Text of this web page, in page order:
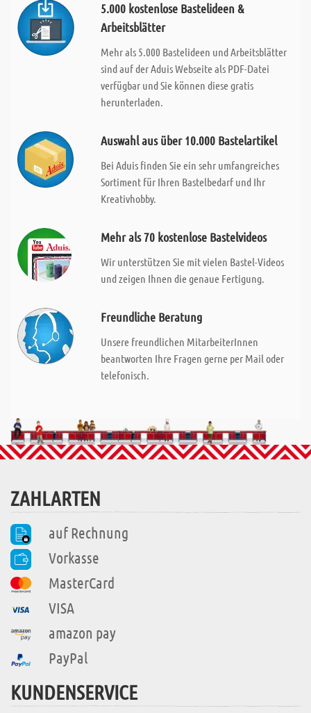
5.000 kostenlose Bastelideen &
Arbeitsblätter
Mehr als 5.000 Bastelideen und Arbeitsblätter
sind auf der Aduis Webseite als PDF-Datei
verfügbar und Sie können diese gratis
herunterladen.
Auswahl aus über 10.000 Bastelartikel
Bei Aduis finden Sie ein sehr umfangreiches
Sortiment für Ihren Bastelbedarf und Ihr
Kreativhobby.
Mehr als 70 kostenlose Bastelvideos
Wir unterstützen Sie mit vielen Bastel-Videos
und zeigen Ihnen die genaue Fertigung.
Freundliche Beratung
Unsere freundlichen MitarbeiterInnen
beantworten Ihre Fragen gerne per Mail oder
telefonisch.
ZAHLARTEN
auf Rechnung
Vorkasse
MasterCard
VISA
amazon pay
PayPal
KUNDENSERVICE